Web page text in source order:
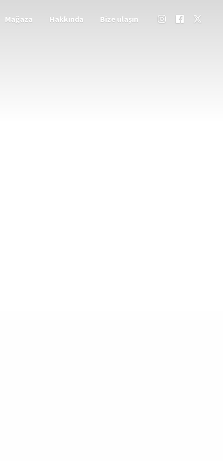
Mağaza Hakkında Bize ulaşın